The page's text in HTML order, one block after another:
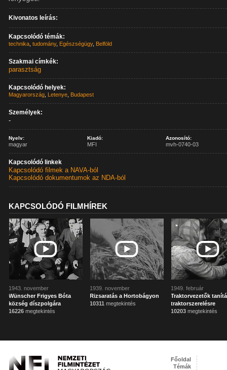
Kivonatos leírás:
Kapcsolódó témák:
technika ,tudomány, Egészségügy, Belföld
Szakmai címkék:
parasztság
Kapcsolódó helyek:
Magyarország Letenye Budapest
Személyek:
-
Nyelv:
magyar
Kiadó:
MFI
Azonosító:
mvh-0740-03
Kapcsolódó linkek
Kapcsolódó filmek a NAVA-ból
Kapcsolódó dokumentumok az NDA-ból
KAPCSOLÓDÓ FILMHÍREK
1943. november
Wünscher Frigyes Bóta
község díszpolgára
16226 megtekintés
1939. november
Rizsaratás a Hortobágyon
10311 megtekintés
1949. február
Traktorvezetők
traktorszerelésre
10203 megtekintés
Főoldal
Témák